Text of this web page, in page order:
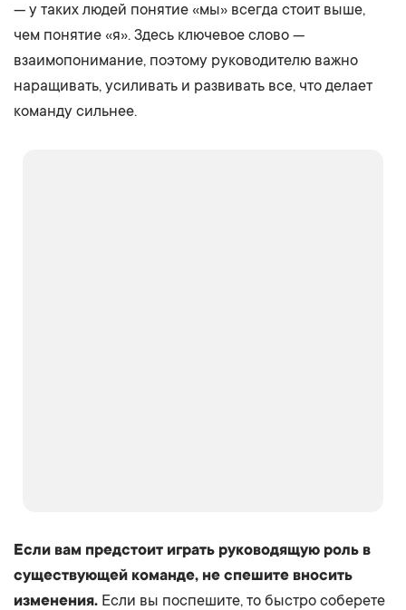
— у таких людей понятие «мы» всегда стоит выше,
чем понятие «я». Здесь ключевое слово —
взаимопонимание, поэтому руководителю важно
наращивать, усиливать и развивать все, что делает
команду сильнее.
Если вам предстоит играть руководящую роль в
существующей команде, не спешите вносить
изменения. Если вы поспешите, то быстро соберете